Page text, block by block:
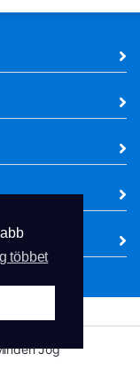
többet
Jog